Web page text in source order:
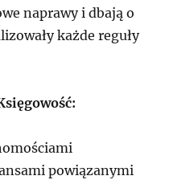
naprawy i dbają o
każde reguły
powiązanymi